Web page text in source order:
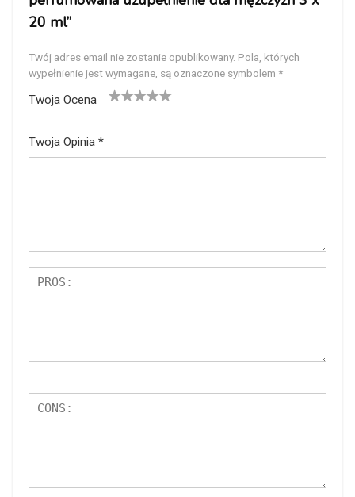
20 ml”
Twój adres email nie zostanie opublikowany. Pola, których
wypełnienie jest wymagane, są oznaczone symbolem *
Twoja Ocena
Twoja Opinia *